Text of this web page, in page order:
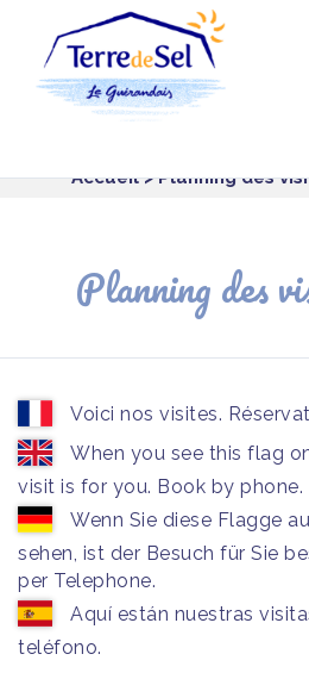
Accueil> Planning des
Planning des
Voici nos visites.
When you see this flag
visit is for you. Book by phone.
Wenn Sie diese Flagge
sehen, ist der Besuch für Sie
per Telephone.
Aquí están nuestras
teléfono.
Panneau de gestion des cookies